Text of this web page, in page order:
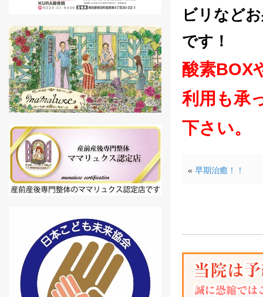
ビリなど
です！
酸素BOX
利用も承
下さい。
« 早期治癒！！